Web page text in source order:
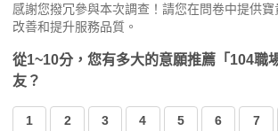
感謝您撥冗參與本次調查！請您在問卷中提供
改善和提升服務品質。
從1~10分，您有多大的意願推薦「104職
友？
1 2 3 4 5 6 7